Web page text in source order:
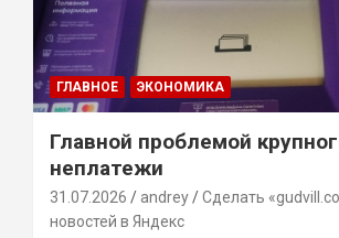
ГЛАВНОЕ ЭКОНОМИКА
Главной проблемой
неплатежи
31.07.2026 andrey
Сделать
новостей в Яндекс